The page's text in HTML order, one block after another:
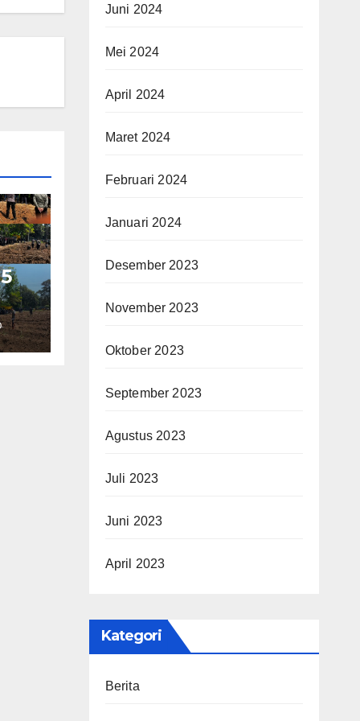
Juni 2024
Mei 2024
April 2024
Maret 2024
Februari 2024
Januari 2024
Desember 2023
November 2023
Oktober 2023
September 2023
Agustus 2023
Juli 2023
Juni 2023
April 2023
Kategori
Berita